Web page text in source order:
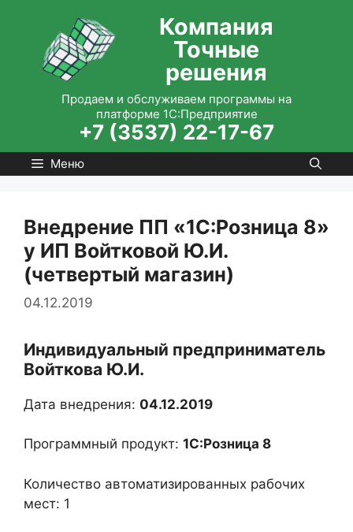
содержимому
Компания
Точные
решения
Продаем и обслуживаем программы на
платформе 1С:Предприятие
+7 (3537) 22-17-67
Меню
Внедрение ПП «1С:Розница 8»
у ИП Войтковой Ю.И.
(четвертый магазин)
04.12.2019
Индивидуальный предприниматель
Войткова Ю.И.
Дата внедрения: 04.12.2019
Программный продукт: 1С:Розница 8
Количество автоматизированных рабочих
мест: 1